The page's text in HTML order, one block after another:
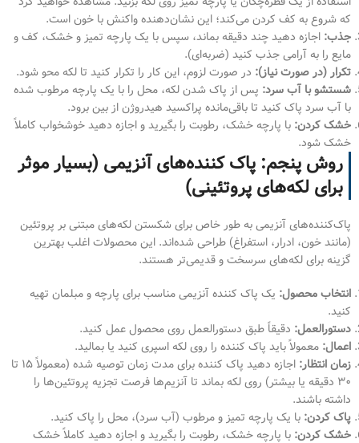
که شروع به کف کردن می‌کند؛ این نشان‌دهنده واکنش با خون است.
جذب: اجازه دهید چند دقیقه بماند، سپس با یک پارچه تمیز و خشک، کف و
مایع را به آرامی جذب کنید (ضربه‌ای).
تکرار (در صورت نیاز): در صورت لزوم، این کار را تکرار کنید تا لکه محو شود.
شستشو با آب سرد: پس از پاک شدن لکه، محل را با یک پارچه مرطوب شده
با آب سرد پاک کنید تا باقی‌مانده پراکسید هیدروژن از بین برود.
خشک کردن: با پارچه خشک، رطوبت را بگیرید و اجازه دهید خوشخواب کاملاً
خشک شود.
روش پنجم: پاک کننده‌های آنزیمی (بسیار موثر
برای لکه‌های پروتئینی)
پاک‌کننده‌های آنزیمی به طور خاص برای شکستن لکه‌های مبتنی بر پروتئین
(مانند خون، ادرار، استفراغ) طراحی شده‌اند. این محصولات اغلب بهترین
گزینه برای لکه‌های سرسخت و قدیمی‌تر هستند.
انتخاب محصول: یک پاک کننده آنزیمی مناسب برای پارچه و مبلمان تهیه
کنید.
دستورالعمل: دقیقاً طبق دستورالعمل روی محصول عمل کنید.
اعمال: معمولاً باید پاک کننده را روی لکه اسپری کنید یا بمالید.
زمان انتظار:
اجازه دهید پاک کننده برای مدت زمان توصیه شده (معمولاً ۱۵ تا
۳۰ دقیقه یا بیشتر) روی لکه بماند تا آنزیم‌ها فرصت تجزیه پروتئین‌ها را
داشته باشند.
پاک کردن: با یک پارچه تمیز و مرطوب (آب سرد)، محل را پاک کنید.
خشک کردن: با پارچه خشک، رطوبت را بگیرید و اجازه دهید کاملاً خشک